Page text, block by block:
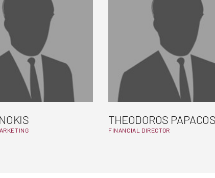
THEODOROS
FINANCIAL DIRECTOR